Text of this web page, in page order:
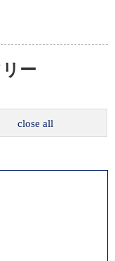
ー
close all